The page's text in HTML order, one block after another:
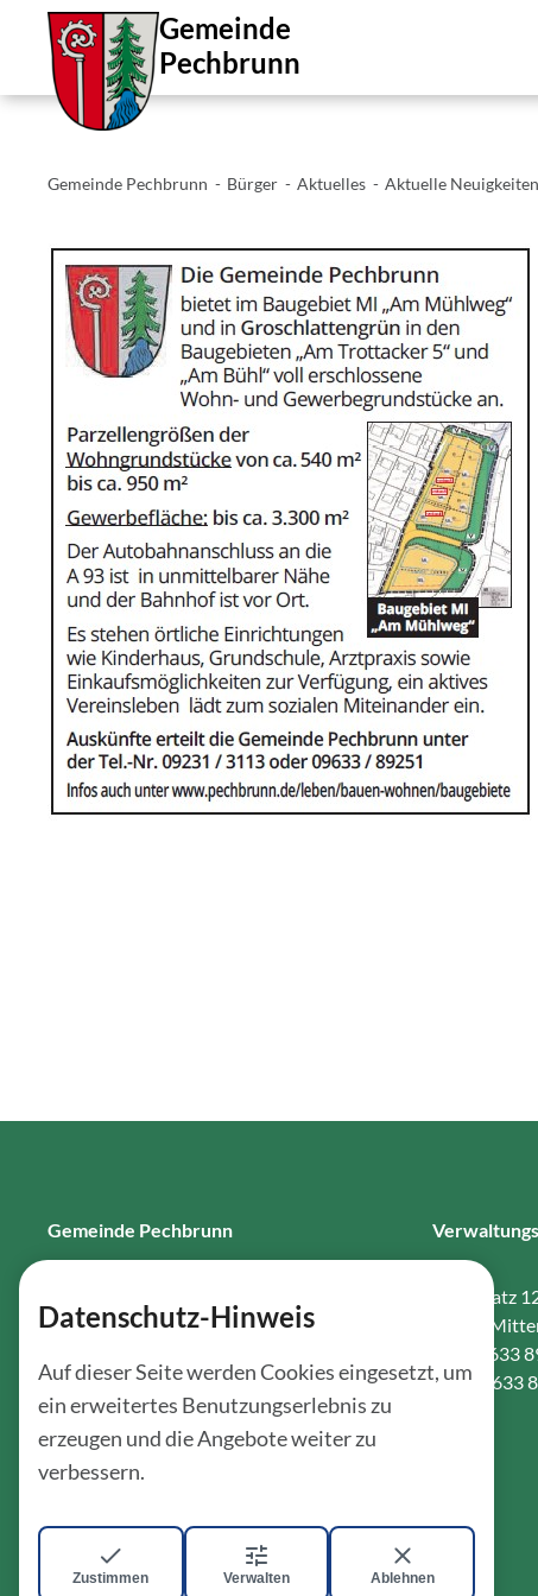
Datenschutz-Hinweis
Auf dieser Seite werden Cookies eingesetzt, um
ein erweitertes Benutzungserlebnis zu
erzeugen und die Angebote weiter zu
verbessern.
Zustimmen Verwalten Ablehnen
Gemeinde
Pechbrunn
Gemeinde Pechbrunn Bürger Aktuelles Aktuelle Neuigkeiten
Gemeinde Pechbrunn
Telefon:09231 3113
Sprechstunden:
Mo & Do: 18:30 – 20:00 Uhr
+49 171 6293563
Kirchplatz
95666
Tel.: 09633
Fax: 09633